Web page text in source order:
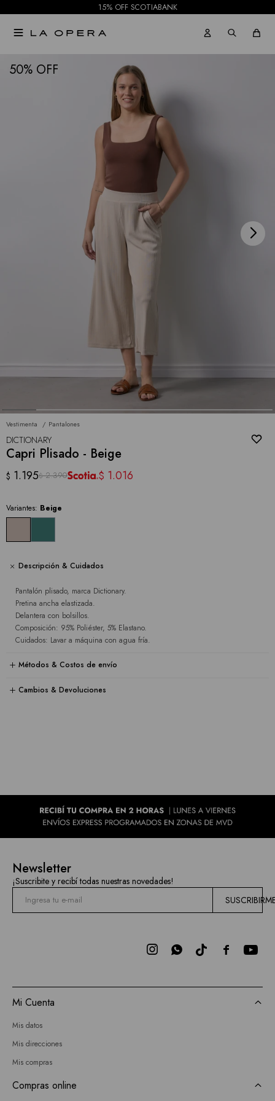
15% OFF SCOTIABANK

50
Vestimenta Pantalones
DICTIONARY
Capri Plisado - Beige
$ 1.195$ 2.390 $ 1.016
Variantes: Beige
Descripción & Cuidados
Pantalón plisado, marca Dictionary.
Pretina ancha elastizada.
Delantera con bolsillos.
Composición: 95% Poliéster, 5% Elastano.
Cuidados: Lavar a máquina con agua fría.
Métodos & Costos de envío
Cambios & Devoluciones
NOTIFICARME
Newsletter
¡Suscribite y recibí todas nuestras novedades!

 
Mi Cuenta
Mis datos
Mis direcciones
Mis compras
Compras online